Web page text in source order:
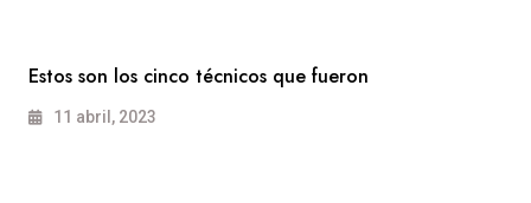
Estos son los cinco técnicos que fueron
11 abril, 2023